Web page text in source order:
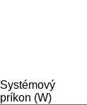
Systémový
príkon (W)